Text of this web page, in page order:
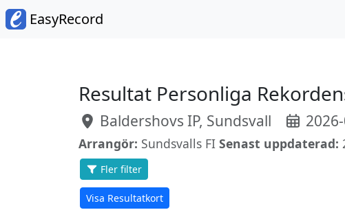
EasyRecord
Resultat Personliga
Baldershovs IP, Sundsvall
Arrangör: Sundsvalls FI Senast uppdaterad:
Fler filter
Visa Resultatkort